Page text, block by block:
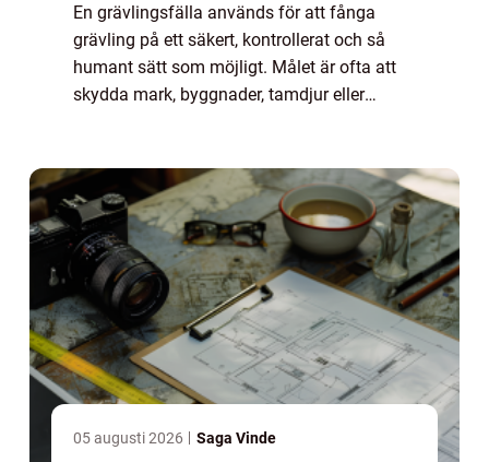
En grävlingsfälla används för att fånga
grävling på ett säkert, kontrollerat och så
humant sätt som möjligt. Målet är ofta att
skydda mark, byggnader, tamdjur eller
respekt...
05 augusti 2026 Saga Vinde